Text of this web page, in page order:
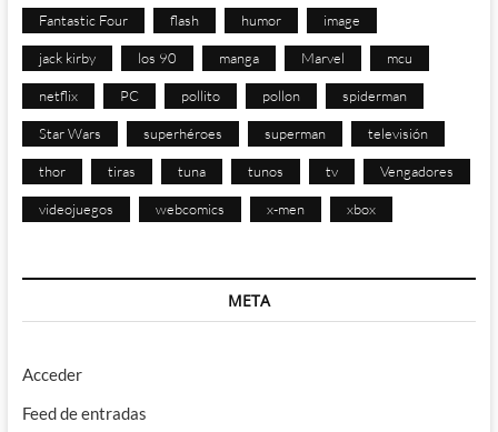
Fantastic Four flash humor image
jack kirby los 90 manga Marvel mcu
netflix PC pollito pollon spiderman
Star Wars superhéroes superman televisión
thor tiras tuna tunos tv Vengadores
videojuegos webcomics x-men xbox
META
Acceder
Feed de entradas